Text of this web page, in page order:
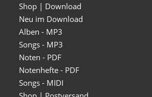
Shop | Download
Neu im Download
Alben - MP3
Songs - MP3
Noten - PDF
Notenhefte - PDF
Songs - MIDI